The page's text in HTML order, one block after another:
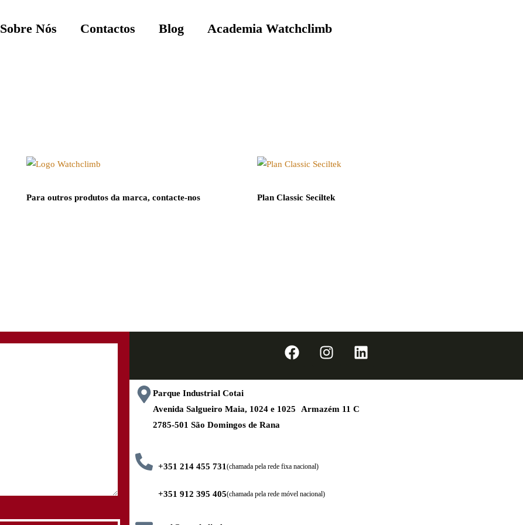
Sobre Nós Contactos Blog Academia Watchclimb
Para outros produtos da marca, contacte-nos Plan Classic Seciltek
Parque Industrial Cotai
Avenida Salgueiro Maia, 1024 e 1025 Armazém 11 C
2785-501 São Domingos de Rana
+351 214 455 731(chamada pela rede fixa nacional)
+351 912 395 405(chamada pela rede móvel nacional)